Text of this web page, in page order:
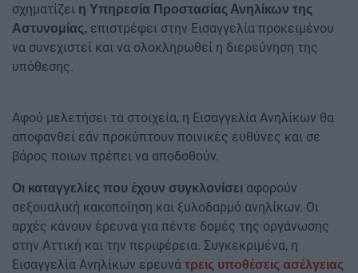
σχηματίζει η Υπηρεσία Προστασίας Ανηλίκων της
Αστυνομίας, επιστρέφει στην Εισαγγελία προκειμένου
να συνεχιστεί και να ολοκληρωθεί η διερεύνηση της
υπόθεσης.
Αφού μελετήσει τα στοιχεία, η Εισαγγελία Ανηλίκων θα
αποφανθεί εάν προκύπτουν ποινικές ευθύνες και σε
βάρος ποιων πρέπει να αποδοθούν.
Οι καταγγελίες που έχουν συγκλονίσει αφορούν
σεξουαλική κακοποίηση και ξυλοδαρμό ανηλίκων. Οι
αρχές κάνουν έρευνα για πέντε δομές της οργάνωσης
στην Αττική και την περιφέρεια. Συγκεκριμένα, η
Εισαγγελία Ανηλίκων ερευνά τρεις υποθέσεις ασέλγειας